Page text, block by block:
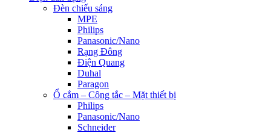
Đèn chiếu sáng
MPE
Philips
Panasonic/Nano
Rạng Đông
Điện Quang
Duhal
Paragon
Ổ cắm – Công tắc – Mặt thiết bị
Philips
Panasonic/Nano
Schneider